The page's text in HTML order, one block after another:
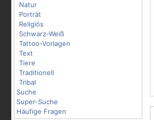
Natur
Porträt
Religiös
Schwarz-Weiß
Tattoo-Vorlagen
Text
Tiere
Traditionell
Tribal
Suche
Super-Suche
Häufige Fragen